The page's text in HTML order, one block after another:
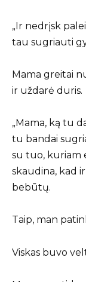
„Ir nedrįsk
tau sugriauti
Mama greitai
ir uždarė duris.
„Mama, ką tu
tu bandai
su tuo, kuriam
skaudina, kad
bebūtų.
Taip, man
Viskas buvo